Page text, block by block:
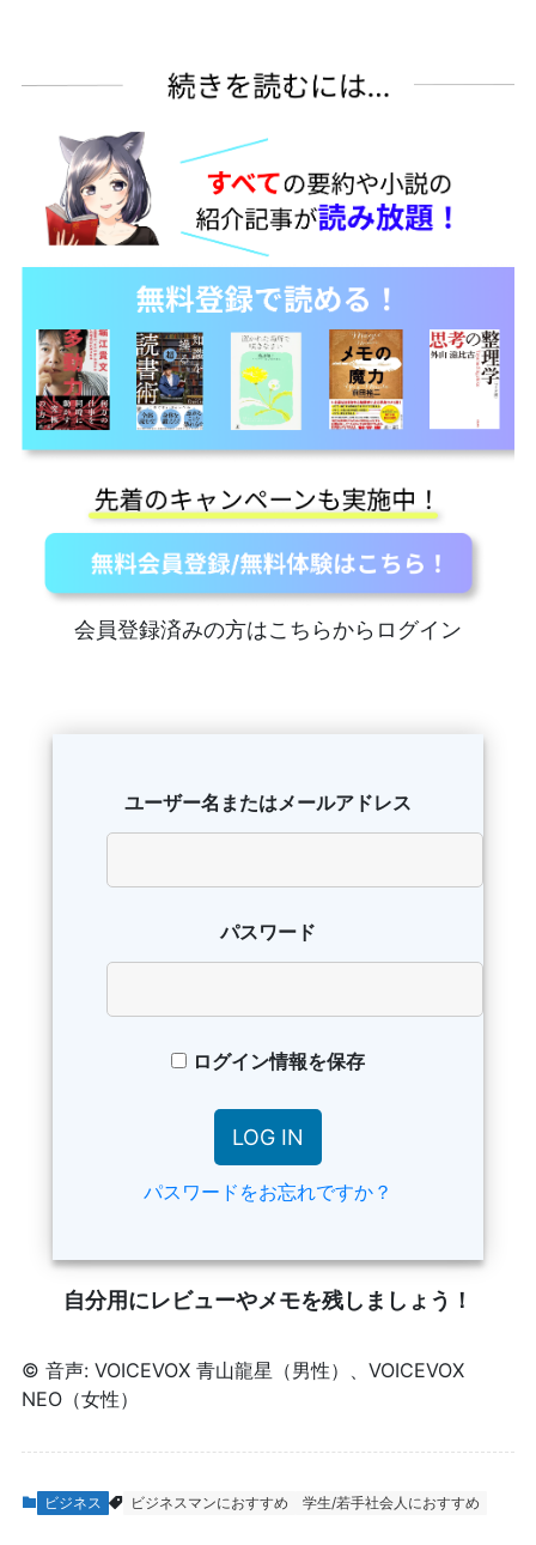
会員登録済みの方はこちらからログイン
ユーザー名またはメールアドレス
パスワード
ログイン情報を保存
パスワードをお忘れですか？
自分用にレビューやメモを残しましょう！
© 音声: VOICEVOX 青山龍星（男性）、VOICEVOX
NEO（女性）
ビジネス ビジネスマンにおすすめ 学生/若手社会人におすすめ